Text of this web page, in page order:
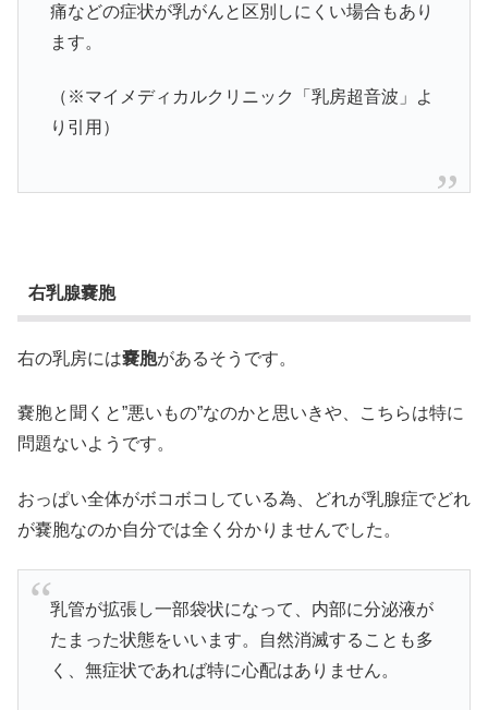
痛などの症状が乳がんと区別しにくい場合もあり
ます。
（※マイメディカルクリニック「乳房超音波」よ
り引用）
右乳腺嚢胞
右の乳房には嚢胞があるそうです。
嚢胞と聞くと”悪いもの”なのかと思いきや、こちらは特に
問題ないようです。
おっぱい全体がボコボコしている為、どれが乳腺症でどれ
が嚢胞なのか自分では全く分かりませんでした。
乳管が拡張し一部袋状になって、内部に分泌液が
たまった状態をいいます。自然消滅することも多
く、無症状であれば特に心配はありません。